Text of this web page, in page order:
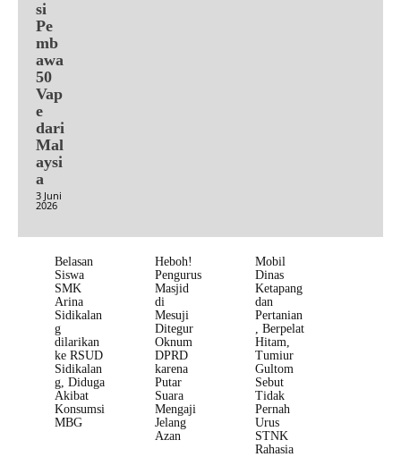
si
Pe
mb
awa
50
Vap
e
dari
Mal
aysi
a
3 Juni
2026
Belasan
Siswa
SMK
Arina
Sidikalan
g
dilarikan
ke RSUD
Sidikalan
g, Diduga
Akibat
Konsumsi
MBG
Heboh!
Pengurus
Masjid
di
Mesuji
Ditegur
Oknum
DPRD
karena
Putar
Suara
Mengaji
Jelang
Azan
Mobil
Dinas
Ketapang
dan
Pertanian
, Berpelat
Hitam,
Tumiur
Gultom
Sebut
Tidak
Pernah
Urus
STNK
Rahasia